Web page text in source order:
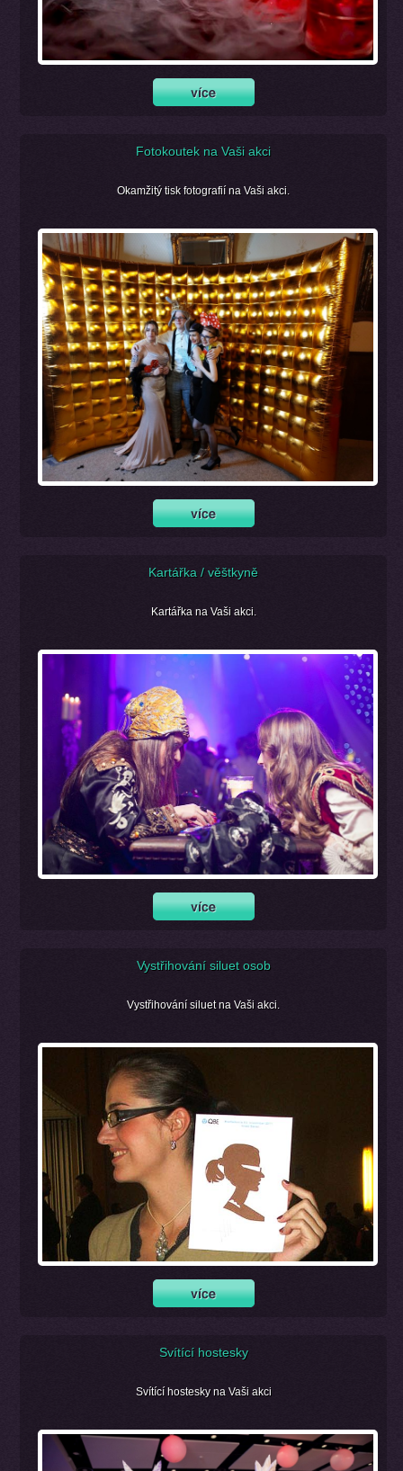
Fotokoutek na Vaši akci
Okamžitý tisk fotografií na Vaši akci.
Kartářka / věštkyně
Kartářka na Vaši akci.
Vystřihování siluet osob
Vystřihování siluet na Vaši akci.
Svítící hostesky
Svítící hostesky na Vaši akci